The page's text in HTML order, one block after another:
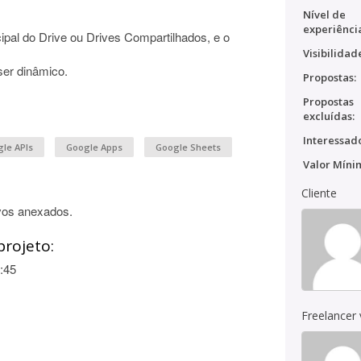
do Drive ou Drives Compartilhados, e o
dinâmico.
APIs Google Apps Google Sheets
anexados.
Nível de
Propostas:
Propostas
excluídas:
Valor
Cliente
Freelancer